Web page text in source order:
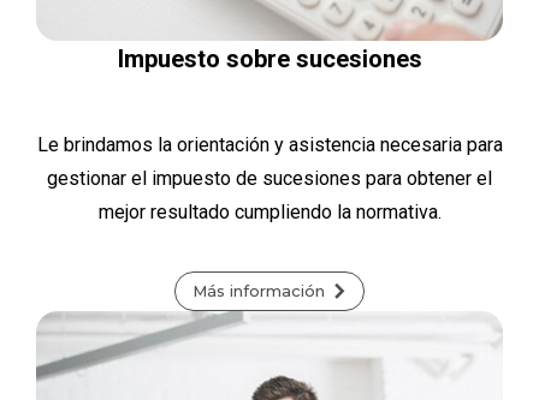
Impuesto sobre sucesiones
Le brindamos la orientación y asistencia necesaria para
gestionar el impuesto de sucesiones para obtener el
mejor resultado cumpliendo la normativa.
Más información